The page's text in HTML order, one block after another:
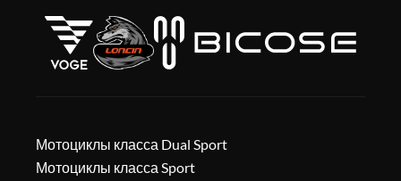
Мотоциклы класса Dual Sport
Мотоциклы класса Sport